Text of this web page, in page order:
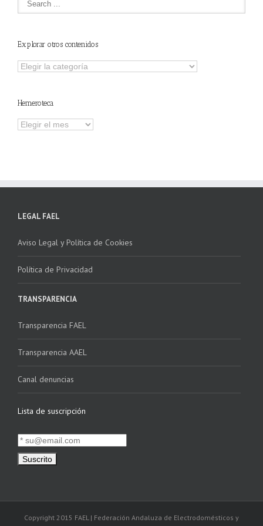
Explorar otros contenidos
Explorar
Hemeroteca
Hemeroteca
LEGAL FAEL
Aviso Legal y Política de Cookies
Política de Privacidad
TRANSPARENCIA
Transparencia FAEL
Transparencia AAEL
Canal denuncias
Lista de suscripción
Copyright 2015 FAEL | Federación Andaluza de Electrodomésticos y